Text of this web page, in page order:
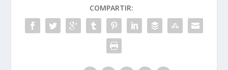
COMPARTIR: